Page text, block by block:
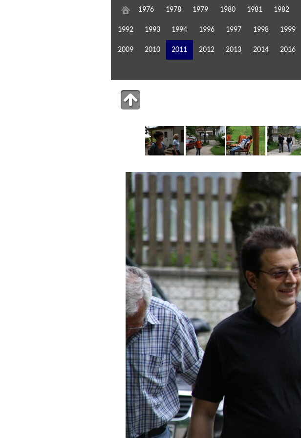
1976 1978 1979 1980 1981 1982
1992 1993 1994 1996 1997 1998 1999
2009 2010 2011 2012 2013 2014 2016